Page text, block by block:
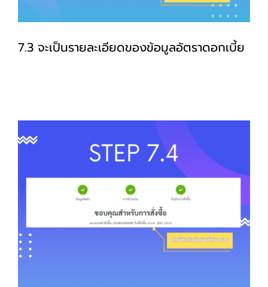
7.3 จะเป็นรายละเอียดของข้อมูลอัตราดอกเบี้ย